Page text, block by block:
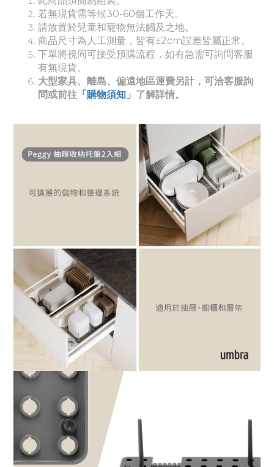
若無現貨需等候30-60個工作天。
請放置於兒童和寵物無法觸及之地。
商品尺寸為人工測量，皆有±2cm誤差皆屬正常。
下單將視同可接受預購流程，如有急需可詢問客服
有無現貨。
大型家具、離島、偏遠地區運費另計，可洽客服詢
問或前往 「購物須知」 了解詳情。